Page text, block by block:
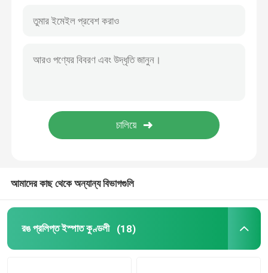
কার্বন ইস্পাত কুণ্ডলী
কার্বন ইস্পাত প্লেট
স্ট্রাকচারাল এঙ্গেল স্টিল
আমাদের কাছ থেকে অন্যান্য বিভাগগুলি
রঙ প্রলিপ্ত ইস্পাত কুণ্ডলী (18)